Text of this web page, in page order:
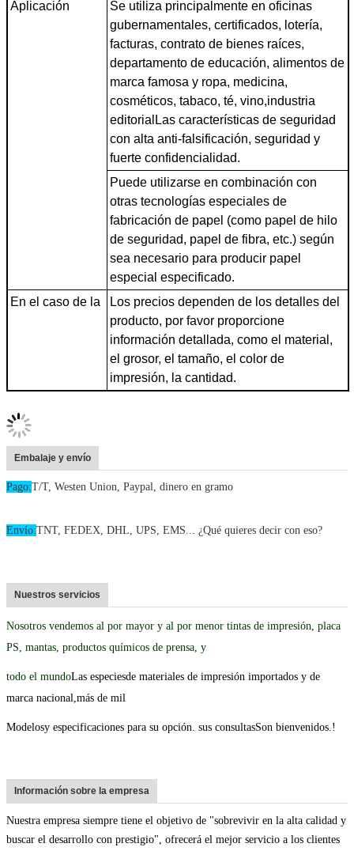
Aplicación
Se utiliza principalmente en oficinas
gubernamentales, certificados, lotería,
facturas, contrato de bienes raíces,
departamento de educación, alimentos de
marca famosa y ropa, medicina,
cosméticos, tabaco, té, vino,industria
editorialLas características de seguridad
con alta anti-falsificación, seguridad y
fuerte confidencialidad.
Puede utilizarse en combinación con
otras tecnologías especiales de
fabricación de papel (como papel de hilo
de seguridad, papel de fibra, etc.) según
sea necesario para producir papel
especial especificado.
En el caso de la
Los precios dependen de los detalles del
producto, por favor proporcione
información detallada, como el material,
el grosor, el tamaño, el color de
impresión, la cantidad.
Embalaje y envío
Pago:T/T, Westen Union, Paypal, dinero en gramo
Envío:TNT, FEDEX, DHL, UPS, EMS... ¿Qué quieres decir con eso?
Nuestros servicios
Nosotros vendemos al por mayor y al por menor tintas de impresión, placa
PS, mantas, productos químicos de prensa, y
todo el mundoLas especiesde materiales de impresión importados y de
marca nacional, más de mil
Modelosy especificaciones para su opción. sus consultasSon bienvenidos. !
Información sobre la empresa
Nuestra empresa siempre tiene el objetivo de "sobrevivir en la alta calidad y
buscar el desarrollo con prestigio", ofrecerá el mejor servicio a los clientes